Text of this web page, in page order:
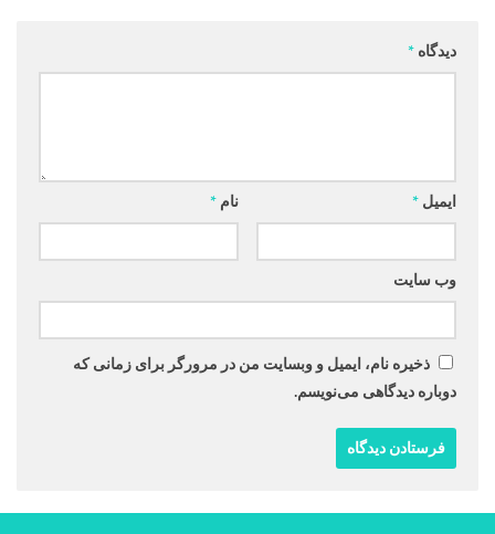
دیدگاه *
نام * ایمیل *
وب‌ سایت
ذخیره نام، ایمیل و وبسایت من در مرورگر برای زمانی که
دوباره دیدگاهی می‌نویسم.